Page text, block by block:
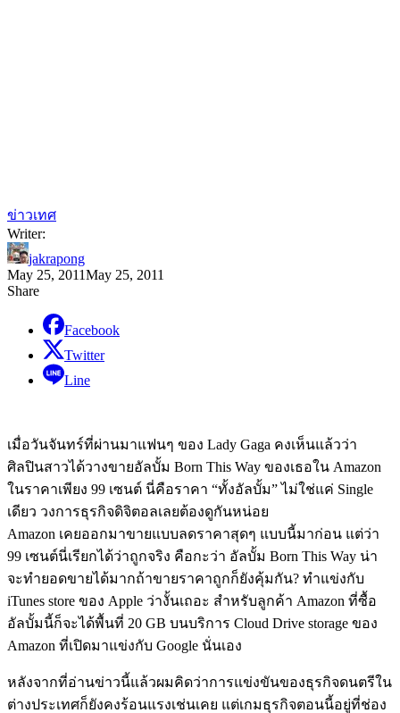
ข่าวเทศ
Writer:
jakrapong
May 25, 2011May 25, 2011
Share
Facebook
Twitter
Line
เมื่อวันจันทร์ที่ผ่านมาแฟนๆ ของ Lady Gaga คงเห็นแล้วว่า
ศิลปินสาวได้วางขายอัลบั้ม Born This Way ของเธอใน Amazon
ในราคาเพียง 99 เซนต์ นี่คือราคา “ทั้งอัลบั้ม” ไม่ใช่แค่ Single
เดียว วงการธุรกิจดิจิตอลเลยต้องดูกันหน่อย
Amazon เคยออกมาขายแบบลดราคาสุดๆ แบบนี้มาก่อน แต่ว่า
99 เซนต์นี่เรียกได้ว่าถูกจริง คือกะว่า อัลบั้ม Born This Way น่า
จะทำยอดขายได้มากถ้าขายราคาถูกก็ยังคุ้มกัน? ทำแข่งกับ
iTunes store ของ Apple ว่างั้นเถอะ สำหรับลูกค้า Amazon ที่ซื้อ
อัลบั้มนี้ก็จะได้พื้นที่ 20 GB บนบริการ Cloud Drive storage ของ
Amazon ที่เปิดมาแข่งกับ Google นั่นเอง
หลังจากที่อ่านข่าวนี้แล้วผมคิดว่าการแข่งขันของธุรกิจดนตรีใน
ต่างประเทศก็ยังคงร้อนแรงเช่นเคย แต่เกมธุรกิจตอนนี้อยู่ที่ช่อง